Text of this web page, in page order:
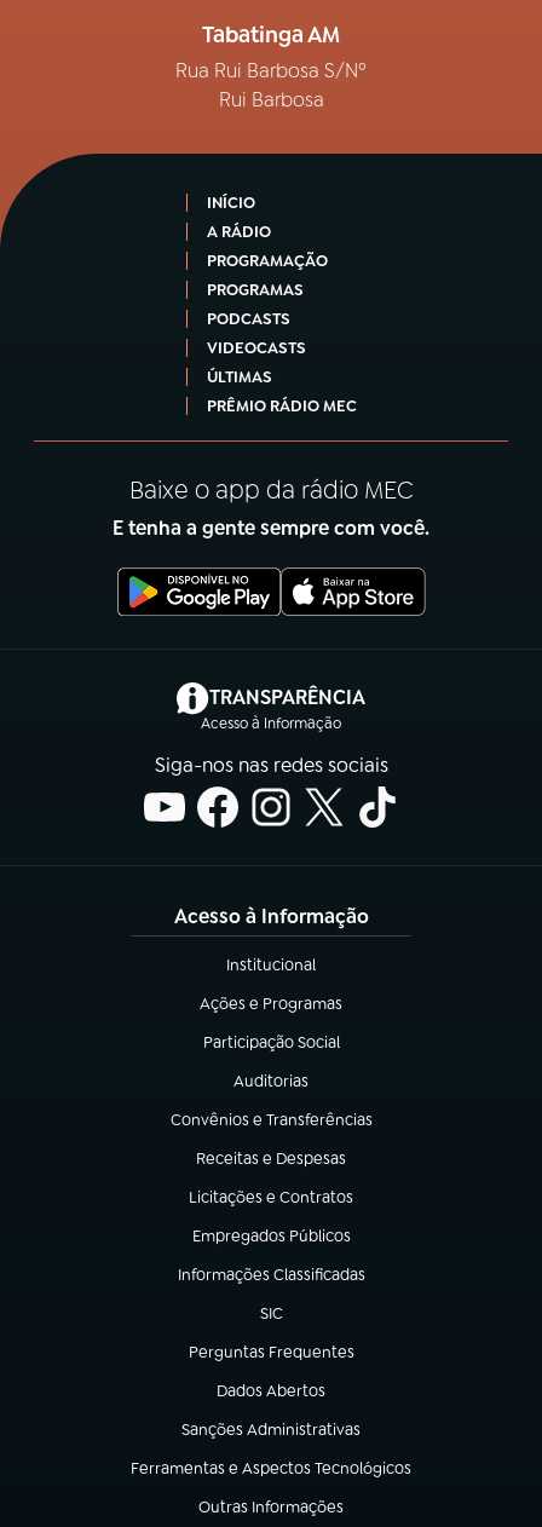
Tabatinga AM
Rua Rui Barbosa S/Nº
Rui Barbosa
INÍCIO
A RÁDIO
PROGRAMAÇÃO
PROGRAMAS
PODCASTS
VIDEOCASTS
ÚLTIMAS
PRÊMIO RÁDIO MEC
Baixe o app da rádio MEC
E tenha a gente sempre com você.
TRANSPARÊNCIA
Acesso à Informação
(abre em nova aba)
Siga-nos nas redes sociais
Acesso à Informação
Institucional
(abre em nova aba)
Ações e Programas
(abre em nova aba)
Participação Social
(abre em nova aba)
Auditorias
(abre em nova aba)
Convênios e Transferências
(abre em nova aba)
Receitas e Despesas
(abre em nova aba)
Licitações e Contratos
(abre em nova aba)
Empregados Públicos
(abre em nova aba)
Informações Classificadas
(abre em nova aba)
SIC
(abre em nova aba)
Perguntas Frequentes
(abre em nova aba)
Dados Abertos
(abre em nova aba)
Sanções Administrativas
(abre em nova aba)
Ferramentas e Aspectos Tecnológicos
(abre em nova aba)
Outras Informações
(abre em nova aba)